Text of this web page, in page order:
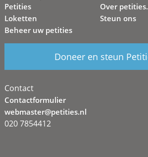
Petities
Loketten
Beheer uw petities
Over
Steun ons
Doneer en steun
Contact
Contactformulier
webmaster@petities.nl
020 7854412